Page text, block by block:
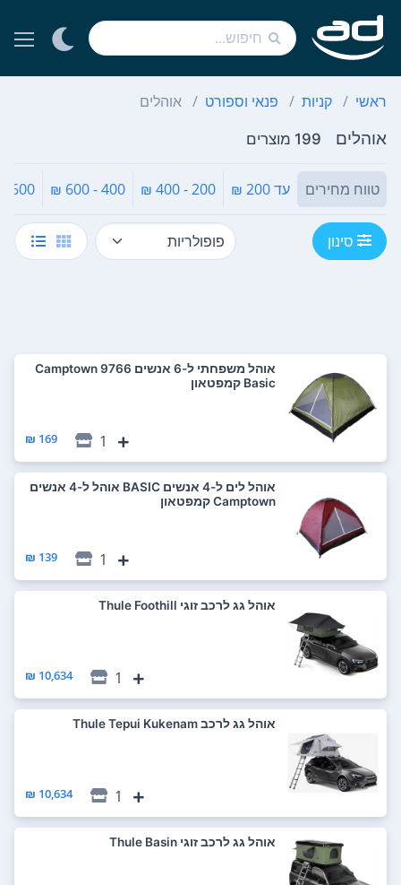
ראשי קניות פנאי וספורט אוהלים
אוהלים 199 מוצרים
טווח מחירים עד 200 ₪ 200 - 400 ₪
400 - 600 ₪
600 - 800 ₪
סינון
‏אוהל משפחתי ‏ל-6 אנשים Camptown 9766
Basic קמפטאון
1
169 ₪
‏אוהל לים ‏ל-4 אנשים BASIC אוהל ל-4 אנשים
Camptown קמפטאון
1
139 ₪
‏אוהל גג לרכב ‏זוגי Thule Foothill
1
10,634 ₪
‏אוהל גג לרכב Thule Tepui Kukenam
1
10,634 ₪
‏אוהל גג לרכב ‏זוגי Thule Basin